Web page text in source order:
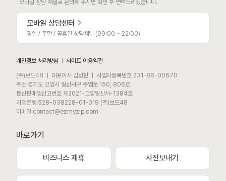
∙ 모바일 상담 채널로 문의해 주시면 확인 후 연락드리겠습니다.
모바일 상담센터
평일 / 주말 / 공휴일 상담채널 (09:00 ~ 22:00)
개인정보 처리방침 ㅣ 사이트 이용약관
(주)보드48 ㅣ 대표이사 김성현 ㅣ 사업자등록번호 231-86-00670
주소 경기도 고양시 일산서구 주엽로 150, 806호
통신판매업신고번호 제2021-고양일산서-1384호
기업은행 528-038228-01-019 (주)보드48
이메일 contact@ezmyzip.com
바로가기
비즈니스 제휴 사진보내기
모바일 상담채널
평일 / 주말 / 공휴일 상담채널 (09:00 ~ 22:00)